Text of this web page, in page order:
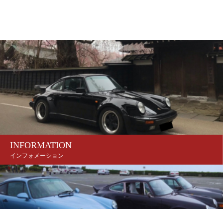
INFORMATION
インフォメーション